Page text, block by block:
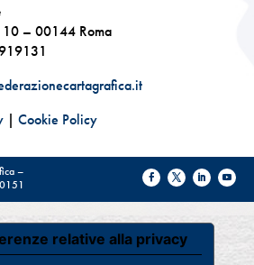
10 – 00144 Roma
| Cookie Policy
–
relative alla privacy